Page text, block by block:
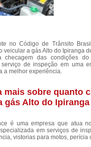
no Código de Trânsito
veicular a gás Alto do Ipiranga
checagem das condições
de inspeção em uma
a melhor experiência.
mais sobre quanto
gás Alto do Ipiranga
é uma empresa que atua
em serviços de
vistorias para motos, perícia